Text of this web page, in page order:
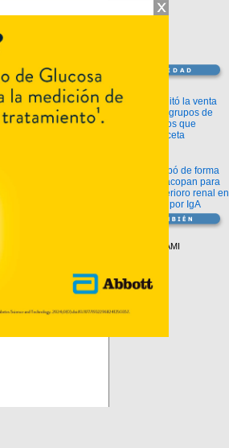
Información
ANMAT habilitó la venta
libre de diez grupos de
medicamentos que
requerían receta
La FDA aprobó de forma
definitiva iptacopan para
frenar el deterioro renal en
la nefropatía por IgA
Descuentos PAMI